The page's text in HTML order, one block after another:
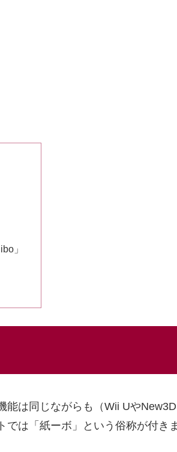
」
能は同じながらも（Wii Uや
は「紙ーボ」という俗称が付きま